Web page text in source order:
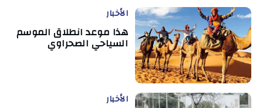
الأخبار
هذا موعد انطلاق الموسم
السياحي الصحراوي
الأخبار